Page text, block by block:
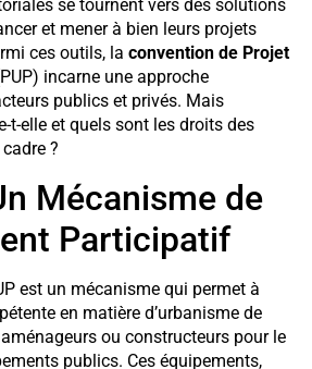
se tournent vers des solutions
et mener à bien leurs projets
ces outils, la convention de Projet
incarne une approche
publics et privés. Mais
t-elle et quels sont les droits des
?
Mécanisme de
Participatif
est un mécanisme qui permet à
en matière d’urbanisme de
ou constructeurs pour le
publics. Ces équipements,